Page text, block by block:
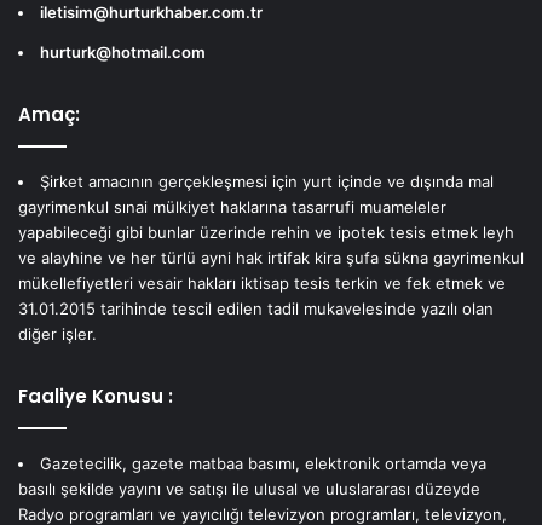
iletisim@hurturkhaber.com.tr
hurturk@hotmail.com
Amaç:
Şirket amacının gerçekleşmesi için yurt içinde ve dışında mal
gayrimenkul sınai mülkiyet haklarına tasarrufi muameleler
yapabileceği gibi bunlar üzerinde rehin ve ipotek tesis etmek leyh
ve alayhine ve her türlü ayni hak irtifak kira şufa sükna gayrimenkul
mükellefiyetleri vesair hakları iktisap tesis terkin ve fek etmek ve
31.01.2015 tarihinde tescil edilen tadil mukavelesinde yazılı olan
diğer işler.
Faaliye Konusu :
Gazetecilik, gazete matbaa basımı, elektronik ortamda veya
basılı şekilde yayını ve satışı ile ulusal ve uluslararası düzeyde
Radyo programları ve yayıcılığı televizyon programları, televizyon,